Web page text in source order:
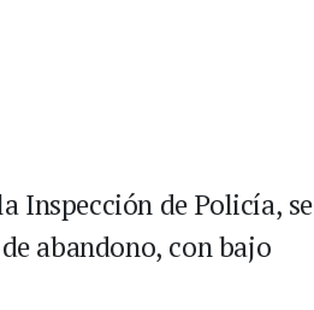
Inspección de Policía, se
abandono, con bajo